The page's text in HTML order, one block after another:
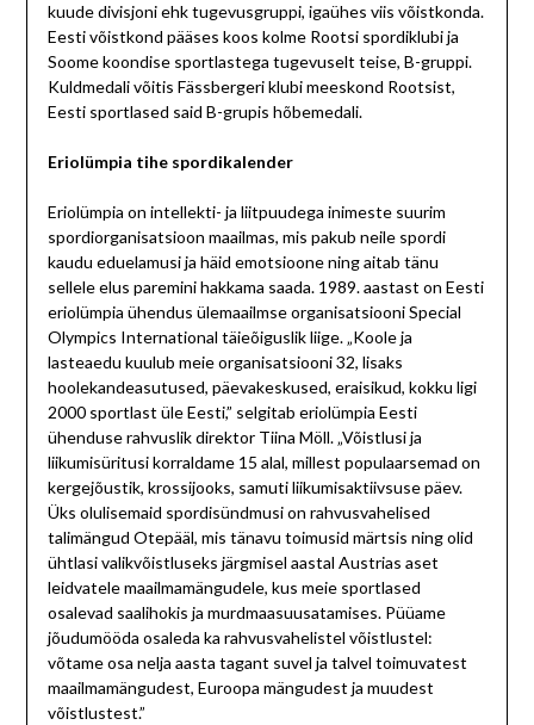
kuude divisjoni ehk tugevusgruppi, igaühes viis võistkonda.
Eesti võistkond pääses koos kolme Rootsi spordiklubi ja
Soome koondise sportlastega tugevuselt teise, B-gruppi.
Kuldmedali võitis Fässbergeri klubi meeskond Rootsist,
Eesti sportlased said B-grupis hõbemedali.
Eriolümpia tihe spordikalender
Eriolümpia on intellekti- ja liitpuudega inimeste suurim
spordiorganisatsioon maailmas, mis pakub neile spordi
kaudu eduelamusi ja häid emotsioone ning aitab tänu
sellele elus paremini hakkama saada. 1989. aastast on Eesti
eriolümpia ühendus ülemaailmse organisatsiooni Special
Olympics International täieõiguslik liige. „Koole ja
lasteaedu kuulub meie organisatsiooni 32, lisaks
hoolekandeasutused, päevakeskused, eraisikud, kokku ligi
2000 sportlast üle Eesti,” selgitab eriolümpia Eesti
ühenduse rahvuslik direktor Tiina Möll. „Võistlusi ja
liikumisüritusi korraldame 15 alal, millest populaarsemad on
kergejõustik, krossijooks, samuti liikumisaktiivsuse päev.
Üks olulisemaid spordisündmusi on rahvusvahelised
talimängud Otepääl, mis tänavu toimusid märtsis ning olid
ühtlasi valikvõistluseks järgmisel aastal Austrias aset
leidvatele maailmamängudele, kus meie sportlased
osalevad saalihokis ja murdmaasuusatamises. Püüame
jõudumööda osaleda ka rahvusvahelistel võistlustel:
võtame osa nelja aasta tagant suvel ja talvel toimuvatest
maailmamängudest, Euroopa mängudest ja muudest
võistlustest.”